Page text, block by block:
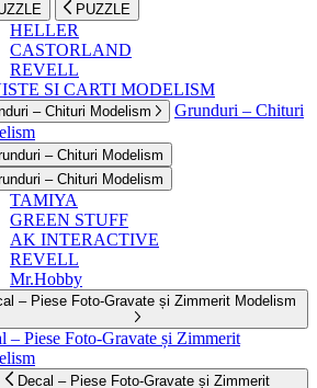
PUZZLE
HELLER
CASTORLAND
REVELL
SI CARTI MODELISM
– Chituri Modelism
Grunduri – Chituri
– Chituri Modelism
– Chituri Modelism
TAMIYA
GREEN STUFF
AK INTERACTIVE
REVELL
Mr.Hobby
– Piese Foto-Gravate și Zimmerit Modelism
– Piese Foto-Gravate și Zimmerit
Decal – Piese Foto-Gravate și Zimmerit